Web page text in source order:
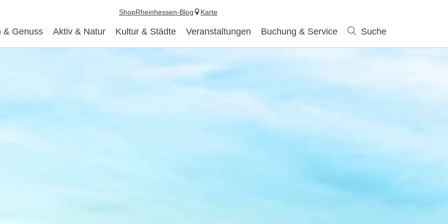
& Genuss Aktiv & Natur Kultur & Städte Veranstaltungen Buchung & Service Suche
ShopRheinhessen-Blog Karte